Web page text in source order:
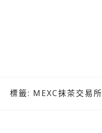
標籤: MEXC抹茶交易所